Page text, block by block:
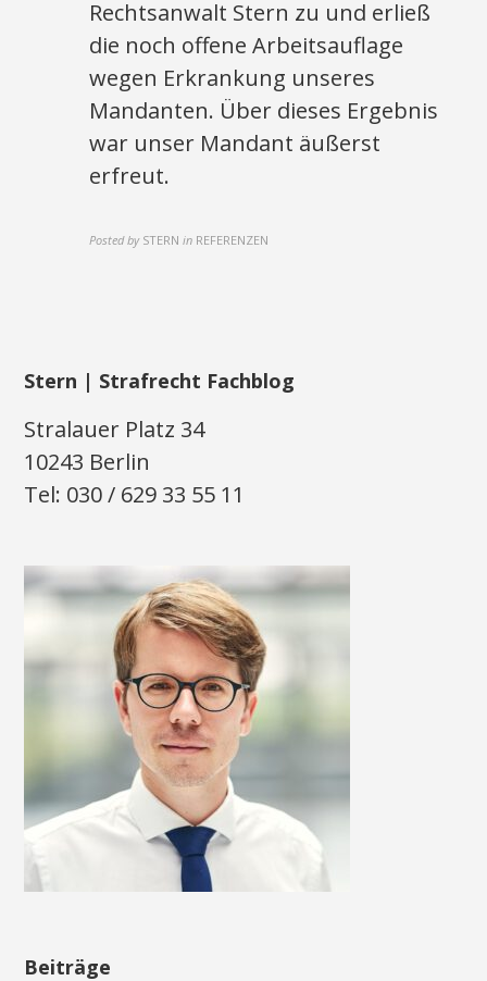
Rechtsanwalt Stern zu und erließ
die noch offene Arbeitsauflage
wegen Erkrankung unseres
Mandanten. Über dieses Ergebnis
war unser Mandant äußerst
erfreut.
Posted by STERN in REFERENZEN
Stern | Strafrecht Fachblog
Stralauer Platz 34
10243 Berlin
Tel: 030 / 629 33 55 11
Beiträge